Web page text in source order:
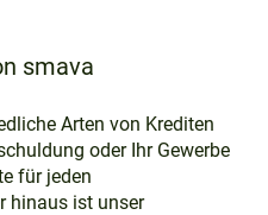
smava
Arten von Krediten
oder Ihr Gewerbe
für jeden
hinaus ist unser